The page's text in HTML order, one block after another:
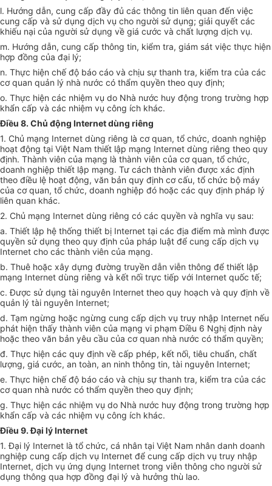
l. Hướng dẫn, cung cấp đầy đủ các thông tin liên quan đến việc
cung cấp và sử dụng dịch vụ cho người sử dụng; giải quyết các
khiếu nại của người sử dụng về giá cước và chất lượng dịch vụ.
m. Hướng dẫn, cung cấp thông tin, kiểm tra, giám sát việc thực hiện
hợp đồng của đại lý;
n. Thực hiện chế độ báo cáo và chịu sự thanh tra, kiểm tra của các
cơ quan quản lý nhà nước có thẩm quyền theo quy định;
o. Thực hiện các nhiệm vụ do Nhà nước huy động trong trường hợp
khẩn cấp và các nhiệm vụ công ích khác.
Điều 8. Chủ động Internet dùng riêng
1. Chủ mạng Internet dùng riêng là cơ quan, tổ chức, doanh nghiệp
hoạt động tại Việt Nam thiết lập mạng Internet dùng riêng theo quy
định. Thành viên của mạng là thành viên của cơ quan, tổ chức,
doanh nghiệp thiết lập mạng. Tư cách thành viên được xác định
theo điều lệ hoạt động, văn bản quy định cơ cấu, tổ chức bộ máy
của cơ quan, tổ chức, doanh nghiệp đó hoặc các quy định pháp lý
liên quan khác.
2. Chủ mạng Internet dùng riêng có các quyền và nghĩa vụ sau:
a. Thiết lập hệ thống thiết bị Internet tại các địa điểm mà mình được
quyền sử dụng theo quy định của pháp luật để cung cấp dịch vụ
Internet cho các thành viên của mạng.
b. Thuê hoặc xây dựng đường truyền dẫn viễn thông để thiết lập
mạng Internet dùng riêng và kết nối trực tiếp với Internet quốc tế;
c. Được sử dụng tài nguyên Internet theo quy hoạch và quy định về
quản lý tài nguyên Internet;
d. Tạm ngừng hoặc ngừng cung cấp dịch vụ truy nhập Internet nếu
phát hiện thấy thành viên của mạng vi phạm Điều 6 Nghị định này
hoặc theo văn bản yêu cầu của cơ quan nhà nước có thẩm quyền;
đ. Thực hiện các quy định về cấp phép, kết nối, tiêu chuẩn, chất
lượng, giá cước, an toàn, an ninh thông tin, tài nguyên Internet;
e. Thực hiện chế độ báo cáo và chịu sự thanh tra, kiểm tra của các
cơ quan nhà nước có thẩm quyền theo quy định;
g. Thực hiện các nhiệm vụ do Nhà nước huy động trong trường hợp
khẩn cấp và các nhiệm vụ công ích khác.
Điều 9. Đại lý Internet
1. Đại lý Internet là tổ chức, cá nhân tại Việt Nam nhân danh doanh
nghiệp cung cấp dịch vụ Internet để cung cấp dịch vụ truy nhập
Internet, dịch vụ ứng dụng Internet trong viễn thông cho người sử
dụng thông qua hợp đồng đại lý và hưởng thù lao.